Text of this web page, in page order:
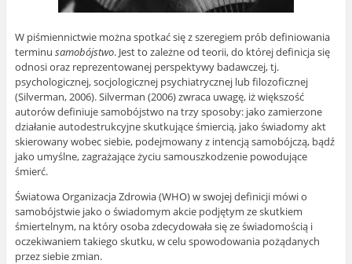
W piśmiennictwie można spotkać się z szeregiem prób definiowania
terminu samobójstwo. Jest to zależne od teorii, do której definicja się
odnosi oraz reprezentowanej perspektywy badawczej, tj.
psychologicznej, socjologicznej psychiatrycznej lub filozoficznej
(Silverman, 2006). Silverman (2006) zwraca uwagę, iż większość
autorów definiuje samobójstwo na trzy sposoby: jako zamierzone
działanie autodestrukcyjne skutkujące śmiercią, jako świadomy akt
skierowany wobec siebie, podejmowany z intencją samobójczą, bądź
jako umyślne, zagrażające życiu samouszkodzenie powodujące
śmierć.
Światowa Organizacja Zdrowia (WHO) w swojej definicji mówi o
samobójstwie jako o świadomym akcie podjętym ze skutkiem
śmiertelnym, na który osoba zdecydowała się ze świadomością i
oczekiwaniem takiego skutku, w celu spowodowania pożądanych
przez siebie zmian.